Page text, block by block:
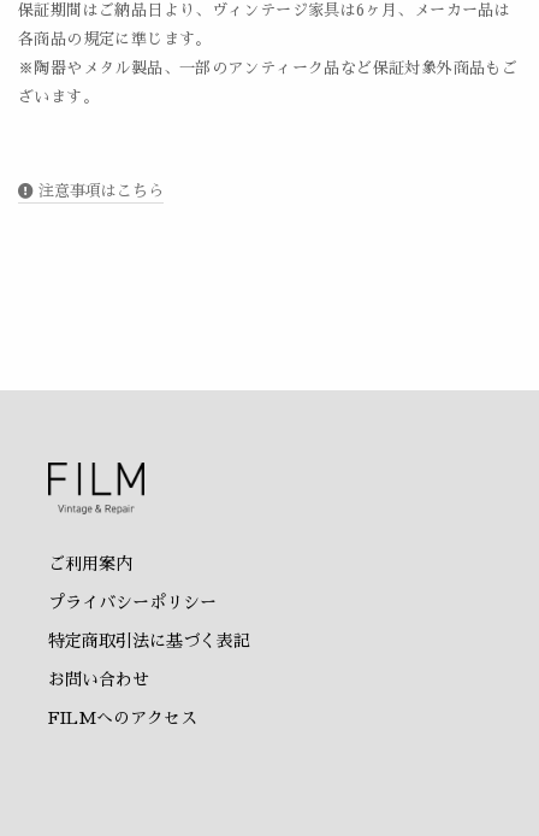
保証期間はご納品日より、ヴィンテージ家具は6ヶ月、メーカー品は
各商品の規定に準じます。
※陶器やメタル製品、一部のアンティーク品など保証対象外商品もご
ざいます。
注意事項はこちら
ご利用案内
プライバシーポリシー
特定商取引法に基づく表記
お問い合わせ
FILMへのアクセス